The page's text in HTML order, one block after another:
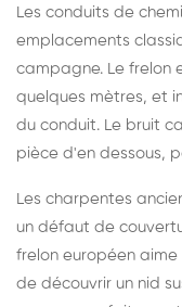
Les conduits de
emplacements
campagne. Le frelon
quelques mètres, et
du conduit. Le bruit
pièce d'en dessous,
Les charpentes
un défaut de
frelon européen
de découvrir un nid